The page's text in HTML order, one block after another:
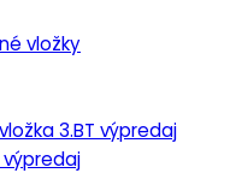
vložky
vložka 3.BT výpredaj
výpredaj